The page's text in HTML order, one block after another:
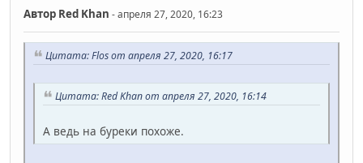
Автор Red Khan - апреля 27, 2020, 16:23
Цитата: Flos от апреля 27, 2020, 16:17
Цитата: Red Khan от апреля 27, 2020, 16:14
А ведь на буреки похоже.